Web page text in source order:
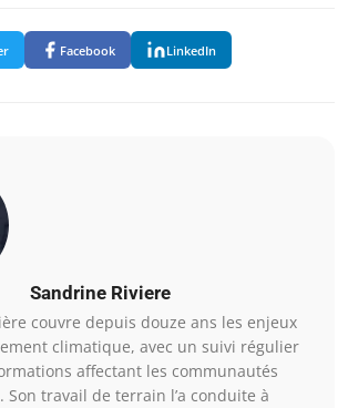
Facebook LinkedIn
Sandrine Riviere
couvre depuis douze ans les enjeux
climatique, avec un suivi régulier
affectant les communautés
Son travail de terrain l’a conduite à